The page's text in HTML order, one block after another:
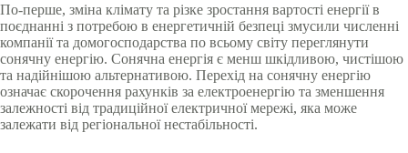
По-перше, зміна клімату та різке зростання вартості енергії в
поєднанні з потребою в енергетичній безпеці змусили численні
компанії та домогосподарства по всьому світу переглянути
сонячну енергію. Сонячна енергія є менш шкідливою, чистішою
та надійнішою альтернативою. Перехід на сонячну енергію
означає скорочення рахунків за електроенергію та зменшення
залежності від традиційної електричної мережі, яка може
залежати від регіональної нестабільності.